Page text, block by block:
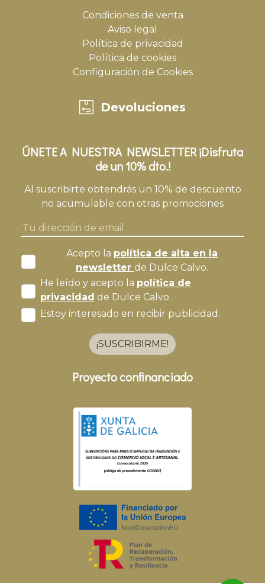
Condiciones de venta
Aviso legal
Política de privacidad
Política de cookies
Configuración de Cookies
Devoluciones
ÚNETE A NUESTRA NEWSLETTER ¡Disfruta
de un 10% dto.!
Al suscribirte obtendrás un 10% de descuento
no acumulable con otras promociones
Acepto la política de alta en la
newsletter de Dulce Calvo.
He leído y acepto la política de
privacidad de Dulce Calvo.
Estoy interesado en recibir publicidad.
¡SUSCRIBIRME!
Proyecto confinanciado